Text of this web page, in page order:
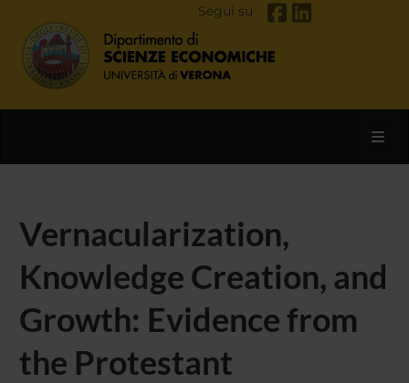
Segui su
Vernacularization,
Knowledge Creation, and
Growth: Evidence from
the Protestant